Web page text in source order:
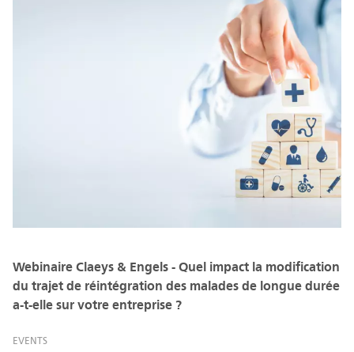
Webinaire Claeys & Engels - Quel impact la modification
du trajet de réintégration des malades de longue durée
a-t-elle sur votre entreprise ?
EVENTS